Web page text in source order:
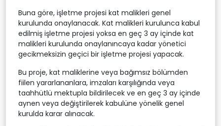
Buna göre, işletme projesi kat malikleri genel
kurulunda onaylanacak. Kat malikleri kurulunca kabul
edilmiş işletme projesi yoksa en geç 3 ay içinde kat
malikleri kurulunda onaylanıncaya kadar yönetici
gecikmeksizin geçici bir işletme projesi yapacak.
Bu proje, kat maliklerine veya bağımsız bölümden
fiilen yararlananlara, imzaları karşılığında veya
taahhütlü mektupla bildirilecek ve en geç 3 ay içinde
aynen veya değiştirilerek kabulüne yönelik genel
kurulda karar alınacak.